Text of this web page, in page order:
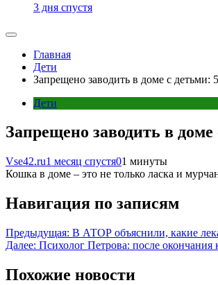
3 дня спустя
Главная
Дети
Запрещено заводить в доме с
Дети
Запрещено заводить в
Vse42.ru1 месяц спустя01 минуты
Кошка в доме – это не только ласка и
Навигация по записям
Предыдущая: В АТОР объяснили, какие
Далее: Психолог Петрова: после окончания
Похожие новости